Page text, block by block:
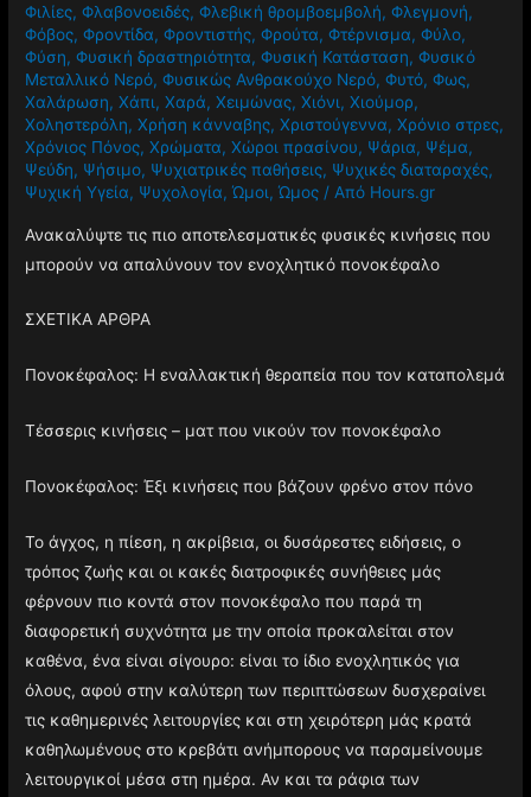
Φιλίες,Φλαβονοειδές,Φλεβική θρομβοεμβολή,Φλεγμονή,
Φόβος,Φροντίδα,Φροντιστής,Φρούτα,Φτέρνισμα,Φύλο,
Φύση,Φυσική δραστηριότητα,Φυσική Κατάσταση,Φυσικό
Μεταλλικό Νερό,Φυσικώς Ανθρακούχο Νερό,Φυτό,Φως,
Χαλάρωση,Χάπι,Χαρά,Χειμώνας,Χιόνι,Χιούμορ,
Χοληστερόλη,Χρήση κάνναβης,Χριστούγεννα,Χρόνιο στρες,
Χρόνιος Πόνος,Χρώματα,Χώροι πρασίνου, Ψάρια, Ψέμα,
Ψεύδη, Ψήσιμο, Ψυχιατρικές παθήσεις, Ψυχικές διαταραχές,
Ψυχική Υγεία, Ψυχολογία,Ώμοι,Ώμος / Από Hours.gr
Ανακαλύψτε τις πιο αποτελεσματικές φυσικές κινήσεις που
μπορούν να απαλύνουν τον ενοχλητικό πονοκέφαλο
ΣΧΕΤΙΚΑ ΑΡΘΡΑ
Πονοκέφαλος: Η εναλλακτική θεραπεία που τον καταπολεμά
Τέσσερις κινήσεις – ματ που νικούν τον πονοκέφαλο
Πονοκέφαλος: Έξι κινήσεις που βάζουν φρένο στον πόνο
Το άγχος, η πίεση, η ακρίβεια, οι δυσάρεστες ειδήσεις, ο
τρόπος ζωής και οι κακές διατροφικές συνήθειες μάς
φέρνουν πιο κοντά στον πονοκέφαλο που παρά τη
διαφορετική συχνότητα με την οποία προκαλείται στον
καθένα, ένα είναι σίγουρο: είναι το ίδιο ενοχλητικός για
όλους, αφού στην καλύτερη των περιπτώσεων δυσχεραίνει
τις καθημερινές λειτουργίες και στη χειρότερη μάς κρατά
καθηλωμένους στο κρεβάτι ανήμπορους να παραμείνουμε
λειτουργικοί μέσα στη ημέρα. Αν και τα ράφια των